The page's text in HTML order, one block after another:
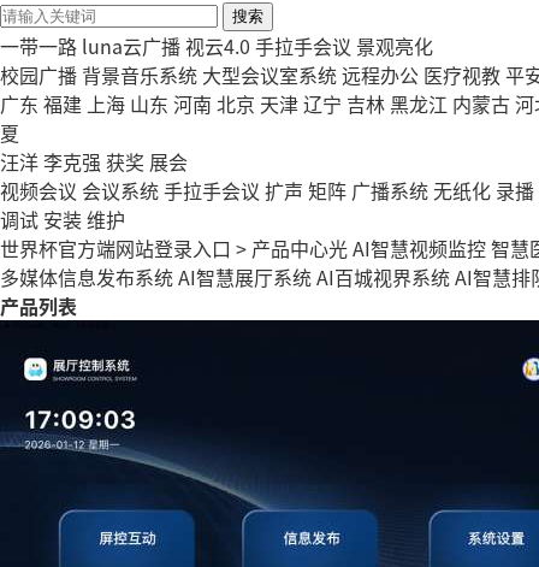
搜索
一带一路 luna云广播 视云4.0 手拉手会议 景观亮化
校园广播 背景音乐系统 大型会议室系统远程办公 医疗视教平
广东 福建 上海 山东 河南 北京 天津辽宁 吉林黑龙江 内蒙古
夏
汪洋李克强 获奖 展会
视频会议 会议系统手拉手会议 扩声 矩阵 广播系统无纸化 录播
调试 安装维护
世界杯官方端网站登录入口 > 产品中心光AI智慧视频监控智慧
多媒体信息发布系统AI智慧展厅系统AI百城视界系统AI智慧排
产品列表